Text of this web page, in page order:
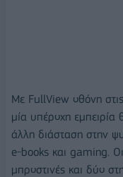
Με FullView οθόνη
μία υπέροχη
άλλη διάσταση στην
e-books και gaming.
μπροστινές και δύο